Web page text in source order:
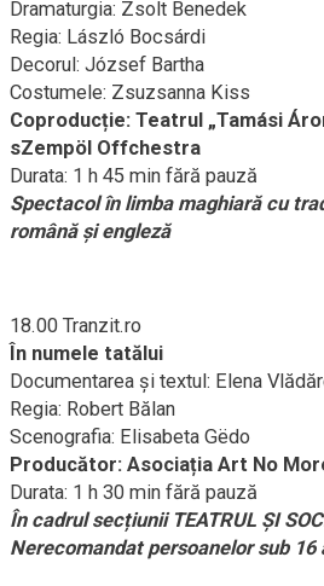
Dramaturgia: Zsolt Benedek
Regia: László Bocsárdi
Decorul: József Bartha
Costumele: Zsuzsanna Kiss
Coproducție: Teatrul „Tamási
sZempöl Offchestra
Durata: 1 h 45 min fără pauză
Spectacol în limba maghiară cu
română și engleză
18.00 Tranzit.ro
În numele tatălui
Documentarea şi textul: Elena
Regia: Robert Bălan
Scenografia: Elisabeta Gëdo
Producător: Asociația Art No
Durata: 1 h 30 min fără pauză
În cadrul secțiunii TEATRUL ŞI
Nerecomandat persoanelor sub 16